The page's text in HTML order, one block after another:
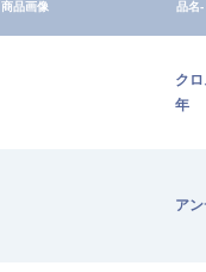
商品画像 品名-
ク
年
ア